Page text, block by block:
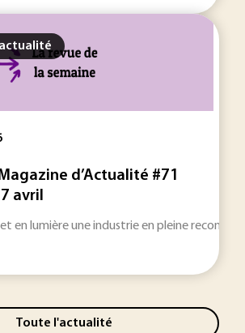
d’Actualité #71
avril
en lumière une industrie en pleine
Toute l'actualité